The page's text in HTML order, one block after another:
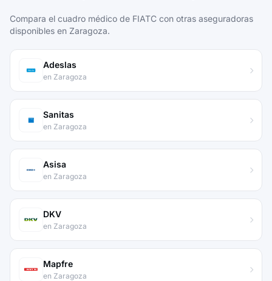
Compara el cuadro médico de FIATC con otras aseguradoras
disponibles en Zaragoza.
Adeslas
en Zaragoza
Sanitas
en Zaragoza
Asisa
en Zaragoza
DKV
en Zaragoza
Mapfre
en Zaragoza